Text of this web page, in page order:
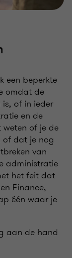
een beperkte
omdat de
of in ieder
en de
weten of je de
of dat je nog
van
administratie
het feit dat
Finance,
één waar je
aan de hand